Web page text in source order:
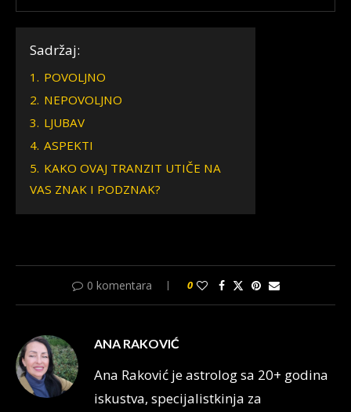
Sadržaj:
1. POVOLJNO
2. NEPOVOLJNO
3. LJUBAV
4. ASPEKTI
5. KAKO OVAJ TRANZIT UTIČE NA
VAS ZNAK I PODZNAK?
0 komentara 0
ANA RAKOVIĆ
Ana Raković je astrolog sa 20+ godina
iskustva, specijalistkinja za